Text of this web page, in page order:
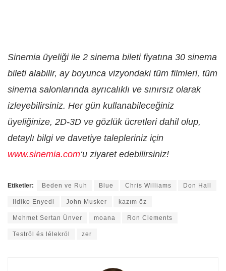
Sinemia üyeliği ile 2 sinema bileti fiyatına 30 sinema
bileti alabilir, ay boyunca vizyondaki tüm filmleri, tüm
sinema salonlarında ayrıcalıklı ve sınırsız olarak
izleyebilirsiniz. Her gün kullanabileceğiniz
üyeliğinize, 2D-3D ve gözlük ücretleri dahil olup,
detaylı bilgi ve davetiye talepleriniz için
www.sinemia.com‘u ziyaret edebilirsiniz!
Etiketler: Beden ve Ruh Blue Chris Williams Don Hall
Ildiko Enyedi John Musker kazım öz
Mehmet Sertan Ünver moana Ron Clements
Teströl és lélekröl zer